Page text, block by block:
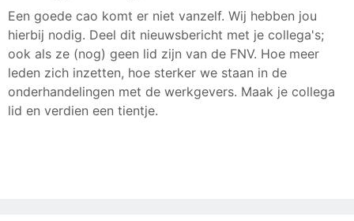
Een goede cao komt er niet vanzelf. Wij hebben jou
hierbij nodig. Deel dit nieuwsbericht met je collega's;
ook als ze (nog) geen lid zijn van de FNV. Hoe meer
leden zich inzetten, hoe sterker we staan in de
onderhandelingen met de werkgevers. Maak je collega
lid en verdien een tientje.